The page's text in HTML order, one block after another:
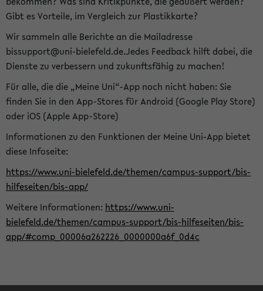
Gibt es Vorteile, im Vergleich zur Plastikkarte?
Wir sammeln alle Berichte an die Mailadresse
bissupport@uni-bielefeld.de.Jedes Feedback hilft dabei, die
Dienste zu verbessern und zukunftsfähig zu machen!
Für alle, die die „Meine Uni“-App noch nicht haben: Sie
finden Sie in den App-Stores für Android (Google Play Store)
oder iOS (Apple App-Store)
Informationen zu den Funktionen der Meine Uni-App bietet
diese Infoseite:
https://www.uni-bielefeld.de/themen/campus-support/bis-
hilfeseiten/bis-app/
Weitere Informationen: https://www.uni-
bielefeld.de/themen/campus-support/bis-hilfeseiten/bis-
app/#comp_00006a262226_0000000a6f_0d4c